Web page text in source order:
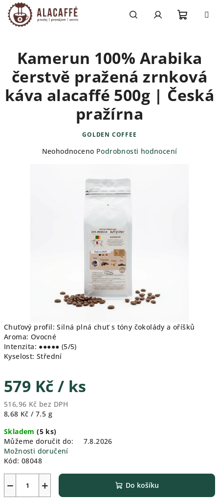
Přejít
na
obsah
košík
Chuťový profil: Silná plná chuť s tóny čokolády a oříšků
Aroma: Ovocné
Intenzita: ●●●●● (5/5)
Kyselost: Střední
579 Kč / ks
516,96 Kč bez DPH
Měrná
8,68 Kč / 7.5 g
Skladem(5 ks)
Můžeme doručit do:
7.8.2026
Možnosti doručení
Kód: 08048
+
− Do košíku
Kamerun 100% Arabika
čerstvě pražená zrnková
káva alacaffé 500g | Česká
pražírna
GOLDEN COFFEE
Průměrné
Neohodnoceno Podrobnosti hodnocení